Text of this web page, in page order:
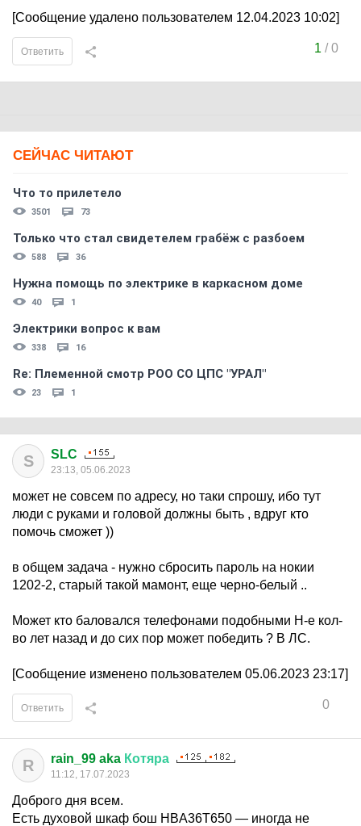
[Сообщение удалено пользователем 12.04.2023 10:02]
1 /0
Ответить
СЕЙЧАС ЧИТАЮТ
Что то прилетело
3501 73
Только что стал свидетелем грабёж с разбоем
588 36
Нужна помощь по электрике в каркасном доме
40 1
Электрики вопрос к вам
338 16
Re: Племеннoй смoтр РOO CO ЦПС "УРАЛ"
23 1
S SLC
23:13, 05.06.2023
может не совсем по адресу, но таки спрошу, ибо тут
люди с руками и головой должны быть , вдруг кто
помочь сможет ))
в общем задача - нужно сбросить пароль на нокии
1202-2, старый такой мамонт, еще черно-белый ..
Может кто баловался телефонами подобными Н-е кол-
во лет назад и до сих пор может победить ? В ЛС.
[Сообщение изменено пользователем 05.06.2023 23:17]
0
Ответить
R rain_99 aka Котяра
11:12, 17.07.2023
Доброго дня всем.
Есть духовой шкаф бош HBA36T650 — иногда не